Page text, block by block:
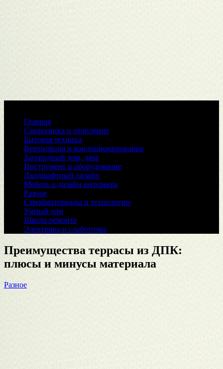
Главная
Сантехника и отопление
Бытовая техника
Вентиляция и кондиционирование
Загородный дом, дача
Инструмент и оборудование
Ландшафтный дизайн
Мебель и дизайн интерьера
Разное
Стройматериалы и технологии
Умный дом
Школа ремонта
Электрика и слаботочка
Преимущества террасы из ДПК:
плюсы и минусы материала
Разное